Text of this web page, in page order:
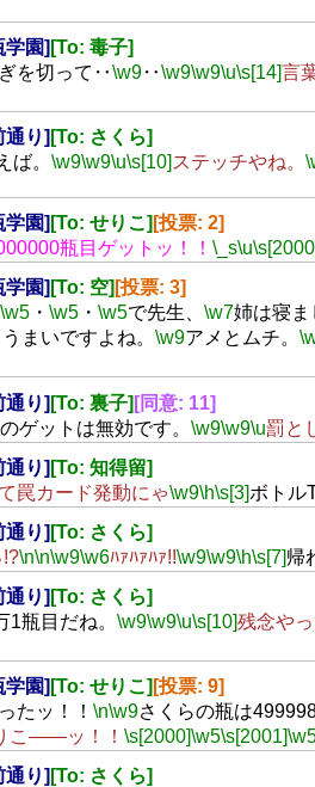
学園] [To: 毒子]
を切って‥\w9‥\w9\w9\u\s[14]言
通り] [To: さくら]
ば。 \w9\w9\u\s[10] ステッチやね。
学園] [To: せりこ] [投票: 2]
瓶目ゲットッ！！ \_s\u
学園] [To: 空] [投票: 3]
\w5・ \w5・ \w5で先生、 \w7姉は寝ま
まいですよね。 \w9アメとムチ。
通り] [To: 裏子] [同意: 11]
ゲットは無効です。 \w9\w9\u罰と
通り] [To: 知得留]
罠カード発動にゃ\w9\h\s[3]ボトル
通り] [To: さくら]
!?\n\n\w9\w6ﾊｧﾊｧﾊｧ!!\w9\w9\h\s[7]帰
通り] [To: さくら]
1瓶目だね。 \w9\w9\u\s[10]残念やっ
学園] [To: せりこ] [投票: 9]
たッ！！ \n\w9さくらの瓶は
こ――ッ！！ \s[2000]\w5\s[2001]
通り] [To: さくら]